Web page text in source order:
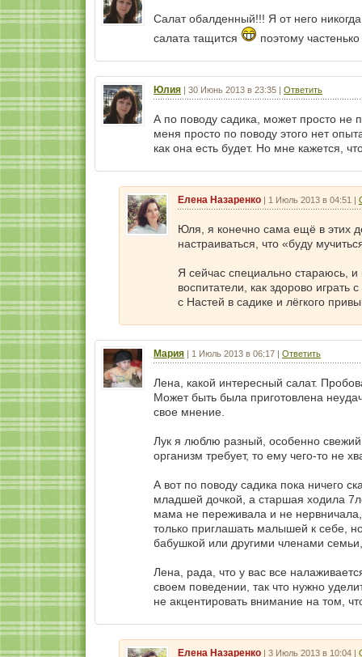
Салат обалденный!!! Я от него
салата тащится
поэтому
Юлия | 30 Июнь 2013 в 23:35 | Ответить
А по поводу садика, может просто не
меня просто по поводу этого нет
как она есть будет. Но мне кажется,
Елена Назаренко | 1 Июль 2013 в 04:51 |
Юля, я конечно сама ещё в этих
настраиваться, что «буду
Я сейчас специально стараюсь,
воспитатели, как здорово играть
с Настей в садике и лёгкого
Мария | 1 Июль 2013 в 06:17 | Ответить
Лена, какой интересный салат.
Может быть была приготовлена
свое мнение.
Лук я люблю разный, особенно
организм требует, то ему чего-то не
А вот по поводу садика пока ничего
младшей дочкой, а старшая ходила
мама не переживала и не
только приглашать малышей к себе,
бабушкой или другими членами
Лена, рада, что у вас все
своем поведении, так что нужно
не акцентировать внимание на том,
Елена Назаренко | 3 Июль 2013 в 10:04 |